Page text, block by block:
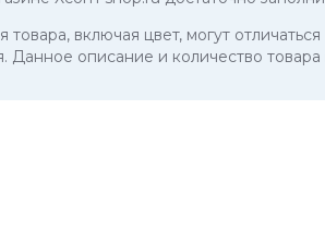
товара, включая цвет, могут
Данное описание и количество